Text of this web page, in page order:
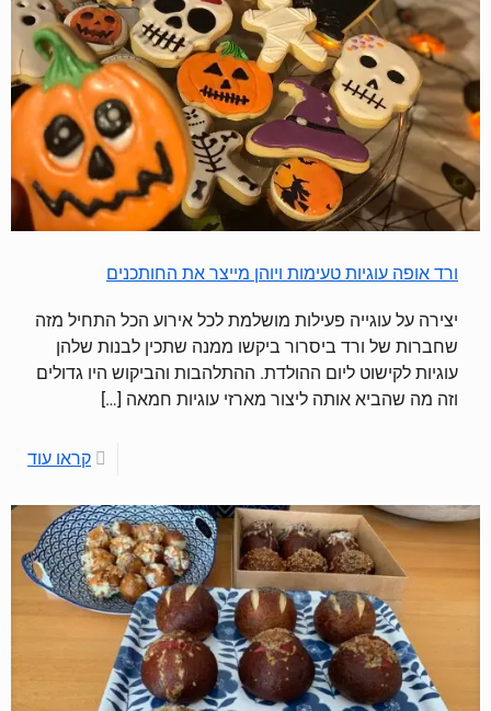
ורד אופה עוגיות טעימות ויוהן מייצר את החותכנים
יצירה על עוגייה פעילות מושלמת לכל אירוע הכל התחיל מזה
שחברות של ורד ביסרור ביקשו ממנה שתכין לבנות שלהן
עוגיות לקישוט ליום ההולדת. ההתלהבות והביקוש היו גדולים
וזה מה שהביא אותה ליצור מארזי עוגיות חמאה […]
קראו עוד